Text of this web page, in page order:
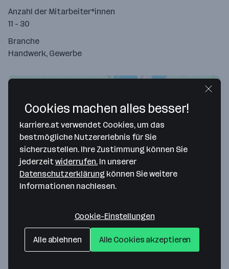
Anzahl der Mitarbeiter*innen
11 - 30
Branche
Handwerk, Gewerbe
5162 Obertrum am See
— Route berechnen
Cookies machen alles besser!
karriere.at verwendet Cookies, um das
bestmögliche Nutzererlebnis für Sie
sicherzustellen. Ihre Zustimmung können Sie
jederzeitwiderrufen. In unserer
Datenschutzerklärung können Sie weitere
Informationen nachlesen.
Cookie-Einstellungen
Alle ablehnen Alle Cookies akzeptieren